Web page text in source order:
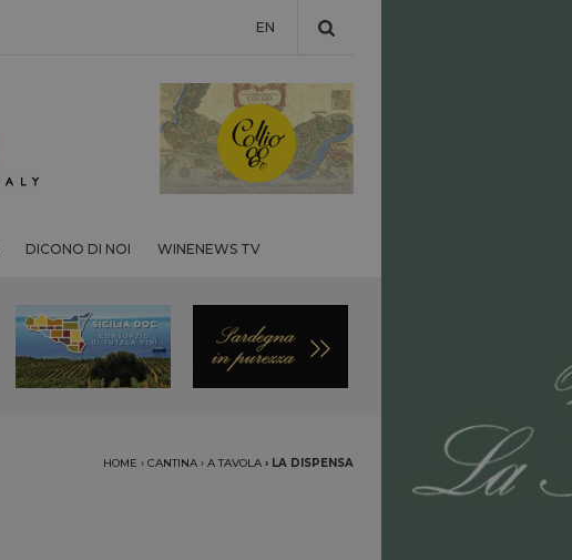
EN
DICONO DI NOI WINENEWS TV
HOME › CANTINA › A TAVOLA › LA DISPENSA